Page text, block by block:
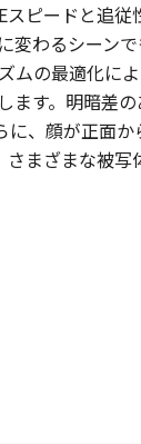
スピードと追従
変わるシーン
ムの最適化に
ます。明暗差
、顔が正面か
さまざまな被写